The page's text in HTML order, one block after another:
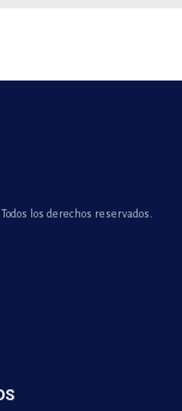
Todos los derechos reservados.